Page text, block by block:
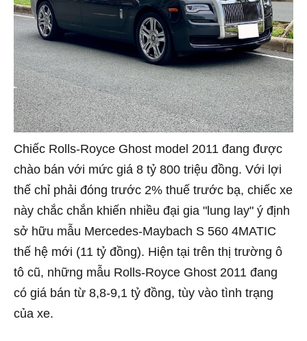
Chiếc Rolls-Royce Ghost model 2011 đang được
chào bán với mức giá 8 tỷ 800 triệu đồng. Với lợi
thế chỉ phải đóng trước 2% thuế trước bạ, chiếc xe
này chắc chắn khiến nhiều đại gia "lung lay" ý định
sở hữu mẫu Mercedes-Maybach S 560 4MATIC
thế hệ mới (11 tỷ đồng). Hiện tại trên thị trường ô
tô cũ, những mẫu Rolls-Royce Ghost 2011 đang
có giá bán từ 8,8-9,1 tỷ đồng, tùy vào tình trạng
của xe.